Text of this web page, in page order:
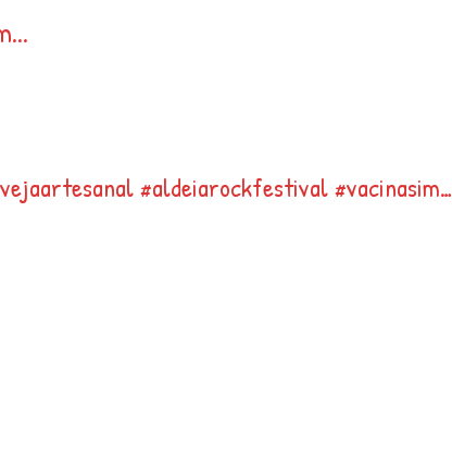
#aldeiarockfestival #vacinasim…